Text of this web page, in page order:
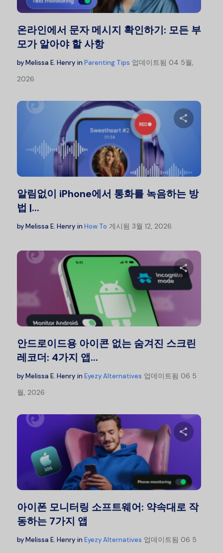
온라인에서 문자 메시지 확인하기: 모든 부
모가 알아야 할 사항
byMelissa E. Henry in Parenting Tips 업데이트됨 04 5월,
2026
알림없이 iPhone에서 통화를 녹음하는 방
법 |...
byMelissa E. Henry in How To 게시됨 3월 12, 2026
이 글
안드로이드용 아이콘 없는 숨겨진 스크린
레코더: 4가지 앱...
byMelissa E. Henry in Eyezy Alternatives 업데이트됨 06 5
월, 2026
아이폰 모니터링 소프트웨어: 약속대로 작
동하는 7가지 앱
byMelissa E. Henry in Eyezy Alternatives 업데이트됨 06 5